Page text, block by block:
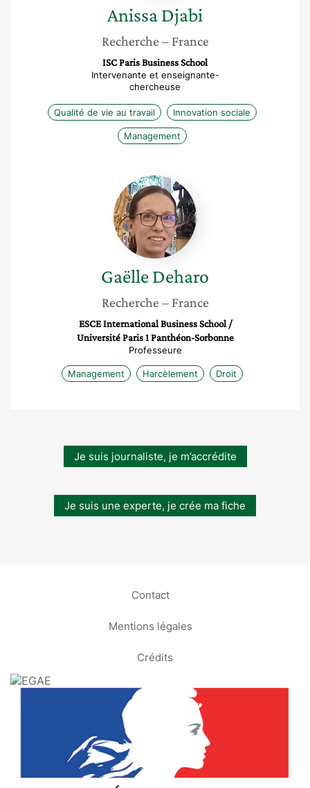
AnissaDjabi
Recherche – France
ISC Paris Business School
Intervenante et enseignante-
chercheuse
Qualité de vie au travail Innovation sociale
Management
Gaëlle
Deharo
GaëlleDeharo
Recherche – France
ESCE International Business School /
Université Paris 1 Panthéon-Sorbonne
Professeure
Management Harcèlement Droit
Je suis journaliste, je m’accrédite
Je suis une experte, je crée ma fiche
Contact
Mentions légales
Crédits